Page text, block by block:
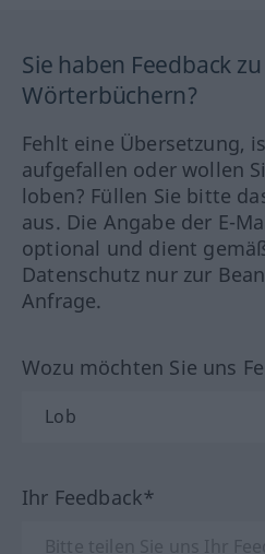
Sie haben Feedback
Wörterbüchern?
Fehlt eine Übersetzung,
aufgefallen oder wollen
loben? Füllen Sie bitte
aus. Die Angabe der E-
optional und dient
Datenschutz nur zur
Anfrage.
Wozu möchten Sie uns
Ihr Feedback*